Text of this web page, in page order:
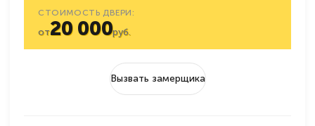
СТОИМОСТЬ ДВЕРИ:
от20 000руб.
Вызвать замерщика